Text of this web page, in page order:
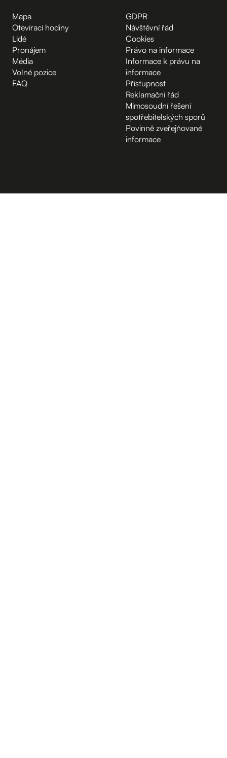
Mapa
Otevírací hodiny
Lidé
Pronájem
Média
Volné pozice
FAQ
GDPR
Návštěvní řád
Cookies
Právo na informace
Informace k právu na
informace
Přístupnost
Reklamační řád
Mimosoudní řešení
spotřebitelských sporů
Povinně zveřejňované
informace